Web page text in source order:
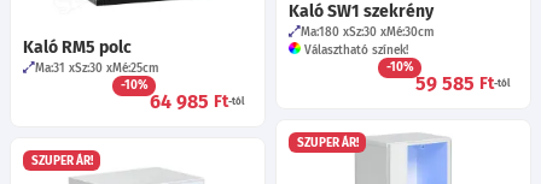
Kaló SW1 szekrény
Ma:180 Sz:30 Mé:30cm
Választható színek!
-10%
59 585 Ft-tól
Kaló RM5 polc
Ma:31 Sz:30 Mé:25cm
-10%
64 985 Ft-tól
SZUPER ÁR!
SZUPER ÁR!